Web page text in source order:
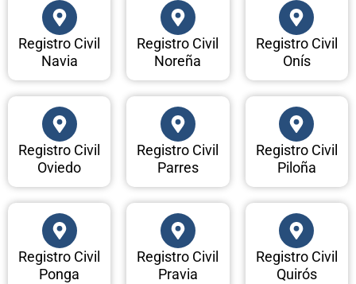
Registro Civil
Navia
Registro Civil
Noreña
Registro Civil
Onís
Registro Civil
Oviedo
Registro Civil
Parres
Registro Civil
Piloña
Registro Civil
Ponga
Registro Civil
Pravia
Registro Civil
Quirós